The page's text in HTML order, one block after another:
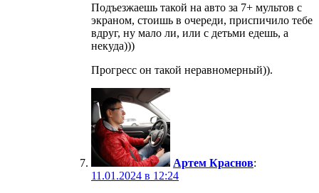
Подъезжаешь такой на авто за 7+ мультов с
экраном, стоишь в очереди, приспичило тебе
вдруг, ну мало ли, или с детьми едешь, а
некуда)))
Прогресс он такой неравномерный)).
Артем Краснов:
11.01.2024 в 12:24